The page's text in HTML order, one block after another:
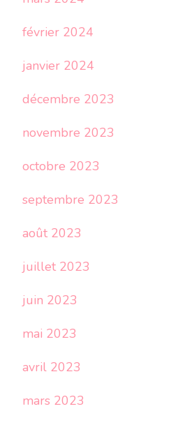
février 2024
janvier 2024
décembre 2023
novembre 2023
octobre 2023
septembre 2023
août 2023
juillet 2023
juin 2023
mai 2023
avril 2023
mars 2023